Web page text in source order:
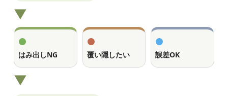
▼
はみ出しNG 覆い隠したい 誤差OK
▼